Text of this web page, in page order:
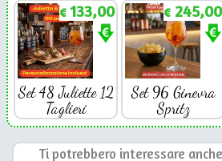
€ 133,00
Set 48 Juliette 12
Taglieri
€ 245,00
Set 96 Ginevra
Spritz
Ti potrebbero interessare